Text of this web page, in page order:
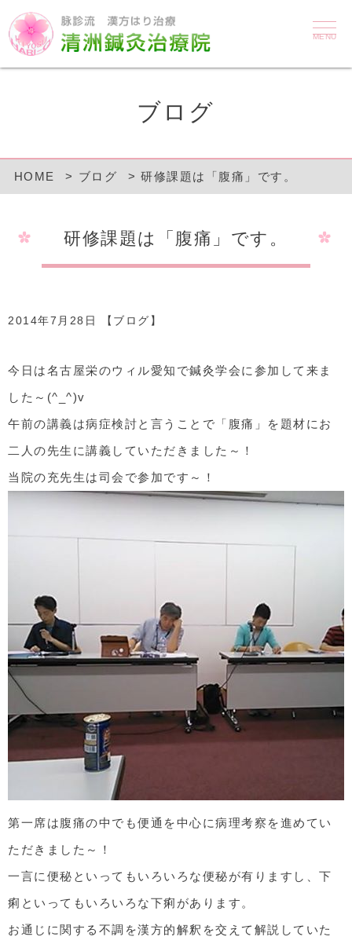
MENU
ブログ
HOME ブログ 研修課題は「腹痛」です。
研修課題は「腹痛」です。
2014年7月28日 【 ブログ 】
今日は名古屋栄のウィル愛知で鍼灸学会に参加して来ま
した～(^_^)v
午前の講義は病症検討と言うことで「腹痛」を題材にお
二人の先生に講義していただきました～！
当院の充先生は司会で参加です～！
第一席は腹痛の中でも便通を中心に病理考察を進めてい
ただきました～！
一言に便秘といってもいろいろな便秘が有りますし、下
痢といってもいろいろな下痢があります。
お通じに関する不調を漢方的解釈を交えて解説していた